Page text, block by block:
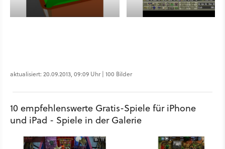
aktualisiert: 20.09.2013, 09:09 Uhr | 100 Bilder
10 empfehlenswerte Gratis-Spiele für iPhone
und iPad - Spiele in der Galerie